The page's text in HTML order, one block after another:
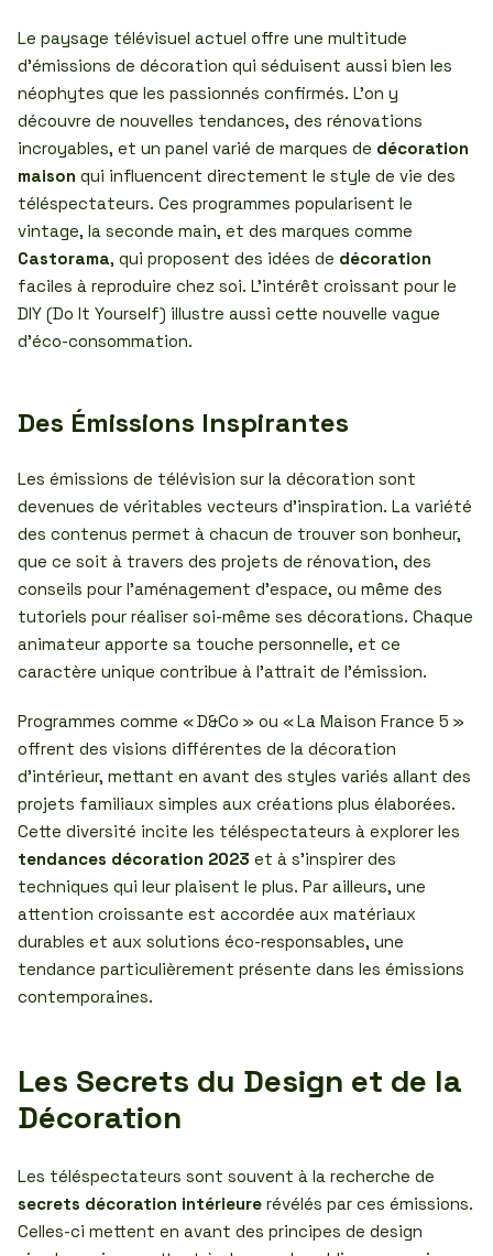
Le paysage télévisuel actuel offre une multitude
d’émissions de décoration qui séduisent aussi bien les
néophytes que les passionnés confirmés. L’on y
découvre de nouvelles tendances, des rénovations
incroyables, et un panel varié de marques de décoration
maison qui influencent directement le style de vie des
téléspectateurs. Ces programmes popularisent le
vintage, la seconde main, et des marques comme
Castorama, qui proposent des idées de décoration
faciles à reproduire chez soi. L’intérêt croissant pour le
DIY (Do It Yourself) illustre aussi cette nouvelle vague
d’éco-consommation.
Des Émissions Inspirantes
Les émissions de télévision sur la décoration sont
devenues de véritables vecteurs d’inspiration. La variété
des contenus permet à chacun de trouver son bonheur,
que ce soit à travers des projets de rénovation, des
conseils pour l’aménagement d’espace, ou même des
tutoriels pour réaliser soi-même ses décorations. Chaque
animateur apporte sa touche personnelle, et ce
caractère unique contribue à l’attrait de l’émission.
Programmes comme « D&Co » ou « La Maison France 5 »
offrent des visions différentes de la décoration
d’intérieur, mettant en avant des styles variés allant des
projets familiaux simples aux créations plus élaborées.
Cette diversité incite les téléspectateurs à explorer les
tendances décoration 2023 et à s’inspirer des
techniques qui leur plaisent le plus. Par ailleurs, une
attention croissante est accordée aux matériaux
durables et aux solutions éco-responsables, une
tendance particulièrement présente dans les émissions
contemporaines.
Les Secrets du Design et de la
Décoration
Les téléspectateurs sont souvent à la recherche de
secrets décoration intérieure révélés par ces émissions.
Celles-ci mettent en avant des principes de design